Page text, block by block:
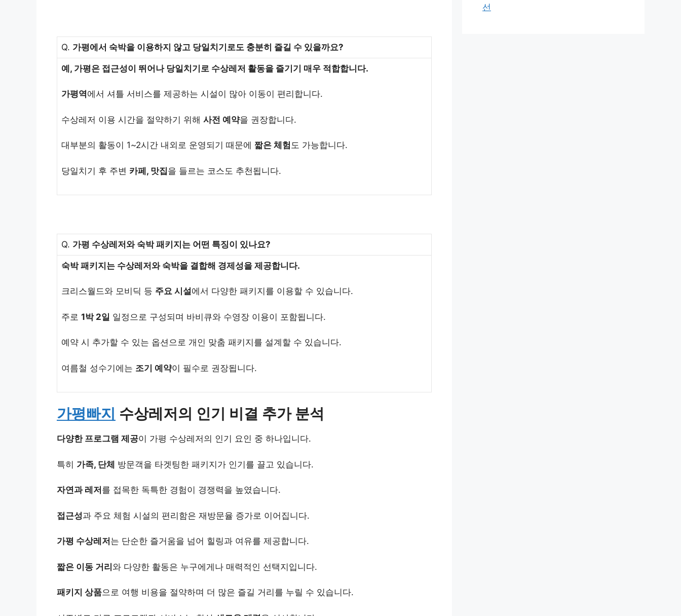
Q. 가평에서 숙박을 이용하지 않고 당일치기로도 충분히 즐길 수 있을까요?
예, 가평은 접근성이 뛰어나 당일치기로 수상레저 활동을 즐기기 매우 적합합니다.
가평역에서 셔틀 서비스를 제공하는 시설이 많아 이동이 편리합니다.
수상레저 이용 시간을 절약하기 위해 사전 예약을 권장합니다.
대부분의 활동이 1~2시간 내외로 운영되기 때문에 짧은 체험도 가능합니다.
당일치기 후 주변 카페, 맛집을 들르는 코스도 추천됩니다.
Q. 가평 수상레저와 숙박 패키지는 어떤 특징이 있나요?
숙박 패키지는 수상레저와 숙박을 결합해 경제성을 제공합니다.
크리스월드와 모비딕 등 주요 시설에서 다양한 패키지를 이용할 수 있습니다.
주로 1박 2일 일정으로 구성되며 바비큐와 수영장 이용이 포함됩니다.
예약 시 추가할 수 있는 옵션으로 개인 맞춤 패키지를 설계할 수 있습니다.
여름철 성수기에는 조기 예약이 필수로 권장됩니다.
가평빠지 수상레저의 인기 비결 추가 분석
다양한 프로그램 제공이 가평 수상레저의 인기 요인 중 하나입니다.
특히 가족, 단체 방문객을 타겟팅한 패키지가 인기를 끌고 있습니다.
자연과 레저 를 접목한 독특한 경험이 경쟁력을 높였습니다.
접근성과 주요 체험 시설의 편리함은 재방문율 증가로 이어집니다.
가평 수상레저 는 단순한 즐거움을 넘어 힐링과 여유를 제공합니다.
짧은 이동 거리와 다양한 활동은 누구에게나 매력적인 선택지입니다.
패키지 상품으로 여행 비용을 절약하며 더 많은 즐길 거리를 누릴 수 있습니다.
선